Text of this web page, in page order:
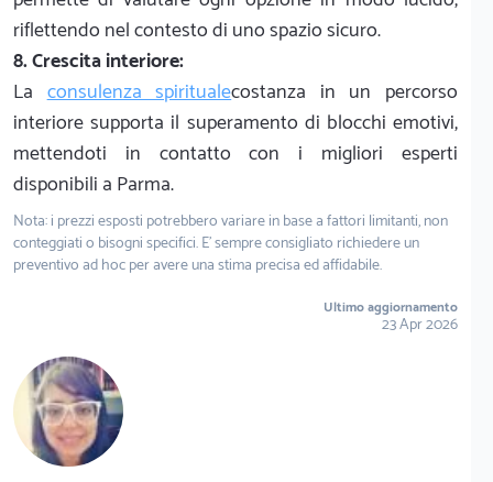
riflettendo nel contesto di uno spazio sicuro.
8. Crescita interiore:
Laconsulenza spiritualecostanza in un percorso
interiore supporta il superamento di blocchi emotivi,
mettendoti in contatto con i migliori esperti
disponibili a Parma.
Nota: i prezzi esposti potrebbero variare in base a fattori limitanti, non
conteggiati o bisogni specifici. E' sempre consigliato richiedere un
preventivo ad hoc per avere una stima precisa ed affidabile.
Ultimo aggiornamento
23 Apr 2026